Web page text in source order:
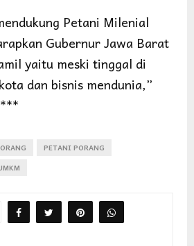
Petani Milenial
Gubernur Jawa Barat
yaitu meski tinggal di
dan bisnis mendunia,”
PETANI PORANG